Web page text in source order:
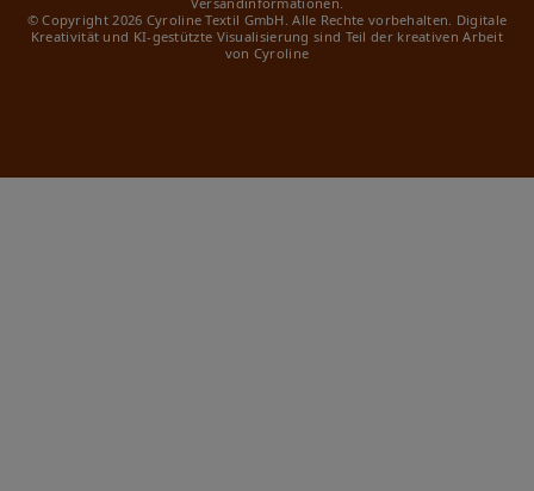
© Copyright 2026 Cyroline Textil GmbH. Alle Rechte vorbehalten. Digitale
Kreativität und KI-gestützte Visualisierung sind Teil der kreativen Arbeit
von Cyroline